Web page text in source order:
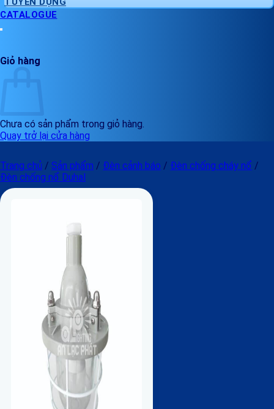
CATALOGUE
Giỏ hàng
Chưa có sản phẩm trong giỏ hàng.
Quay trở lại cửa hàng
Trang chủ / Sản phẩm / Đèn cảnh báo / Đèn chống cháy nổ /
Đèn chống nổ Duhal